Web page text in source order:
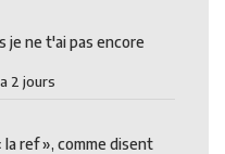
je ne t'ai pas encore
2 jours
la ref », comme disent